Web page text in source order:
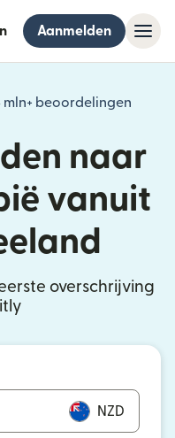
Aanmelden
mln+ beoordelingen
naar
vanuit
overschrijving
NZD